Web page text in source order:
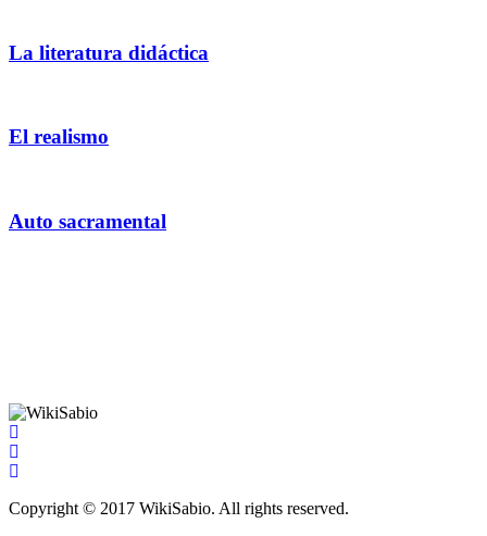
La literatura didáctica
El realismo
Auto sacramental
Copyright © 2017 WikiSabio. All rights reserved.